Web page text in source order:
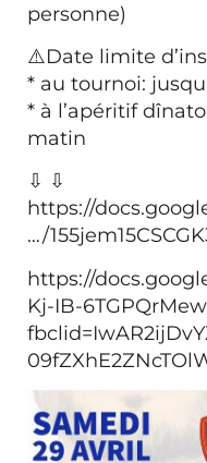
personne)
⚠️Date limite
* au tournoi:
* à l’apéritif
matin
⇩ ⇩
https://
…/
https://
Kj-IB-